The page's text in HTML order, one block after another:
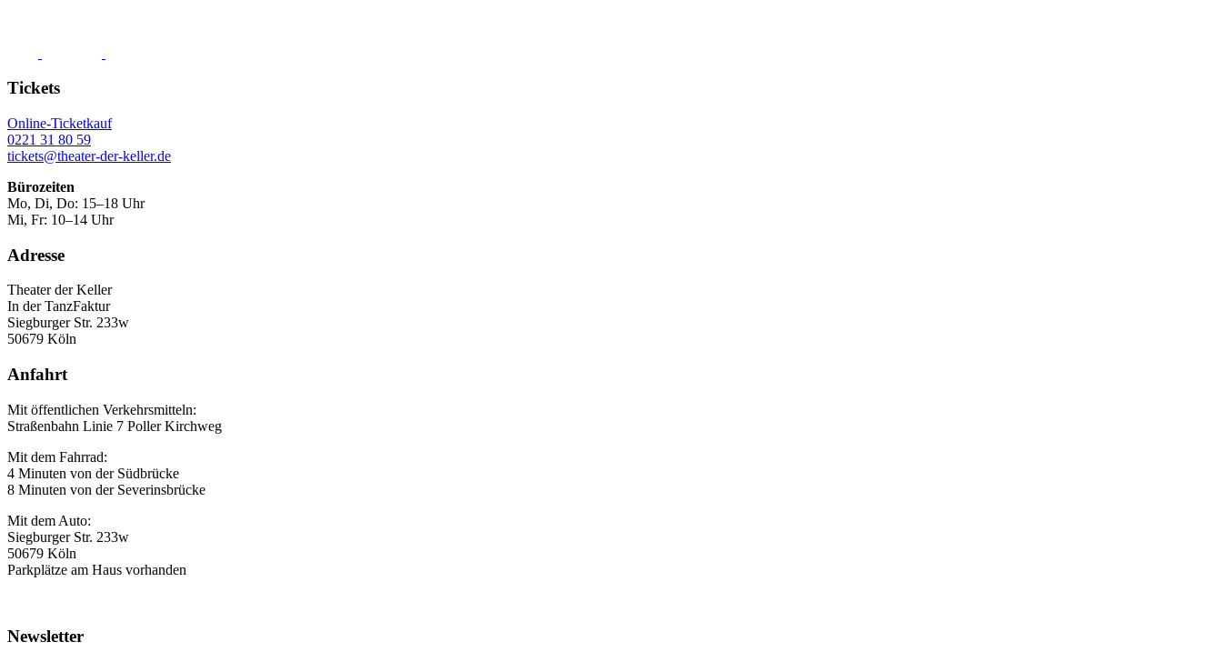
Tickets
Online-Ticketkauf
0221 31 80 59
tickets@theater-der-keller.de
Bürozeiten
Mo, Di, Do: 15–18 Uhr
Mi, Fr: 10–14 Uhr
Adresse
Theater der Keller
In der TanzFaktur
Siegburger Str. 233w
50679 Köln
Anfahrt
Mit öffentlichen Verkehrsmitteln:
Straßenbahn Linie 7 Poller Kirchweg
Mit dem Fahrrad:
4 Minuten von der Südbrücke
8 Minuten von der Severinsbrücke
Mit dem Auto:
Siegburger Str. 233w
50679 Köln
Parkplätze am Haus vorhanden
Newsletter